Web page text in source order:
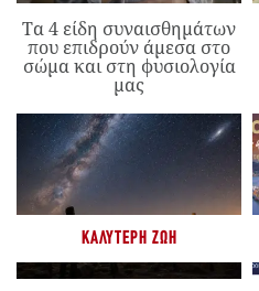
Τα 4 είδη συναισθημάτων
που επιδρούν άμεσα στο
σώμα και στη φυσιολογία
μας
ΚΑΛΎΤΕΡΗ ΖΩΉ